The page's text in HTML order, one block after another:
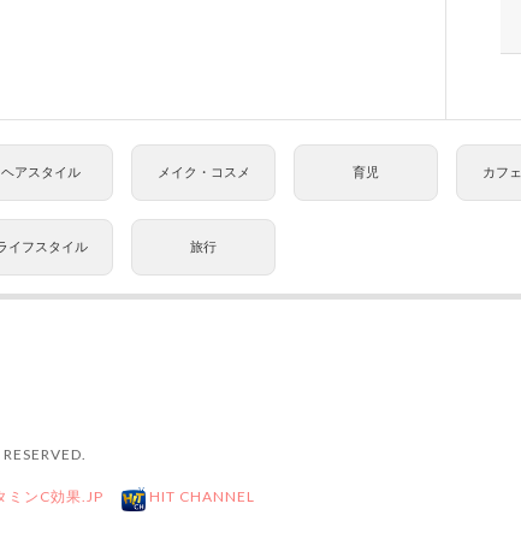
ヘアスタイル メイク・コスメ 育児 カフ
イフスタイル 旅行
ミンC効果.JP HIT CHANNEL